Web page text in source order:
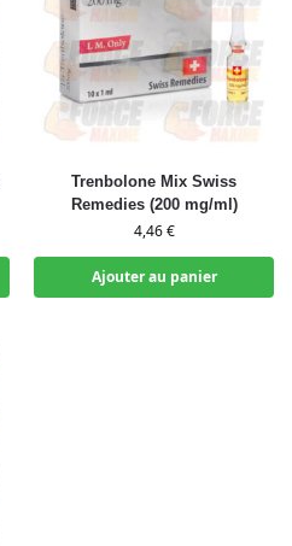
Trenbolone Mix Swiss
Remedies (200 mg/ml)
4,46€
Ajouter au panier